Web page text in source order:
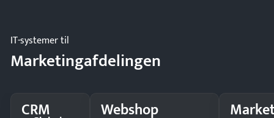
IT-systemer til
Marketingafdelingen
CRM Webshop